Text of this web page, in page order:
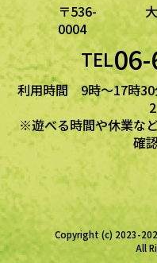
〒536-
0004
TEL
利用時間 9時～17時30
※遊べる時間や休業な
確
Copyright (c) 2023-
All